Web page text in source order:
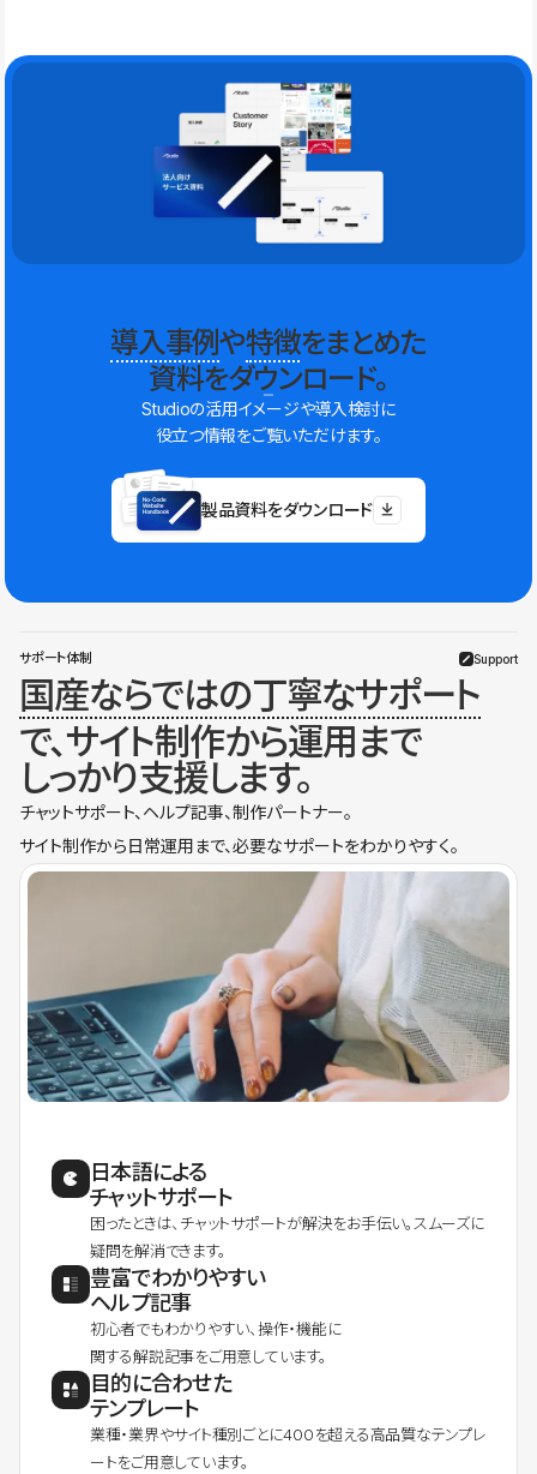
導入事例や特徴をまとめた
資料をダウンロード。
Studioの活用イメージや導入検討に
役立つ情報をご覧いただけます。
製品資料をダウンロード
サポート体制 Support
国産ならではの丁寧なサポート
で、サイト制作から運用まで
しっかり支援します。
チャットサポート、ヘルプ記事、制作パートナー。
サイト制作から日常運用まで、必要なサポートをわかりやすく。
日本語による
チャットサポート
困ったときは、チャットサポートが解決をお手伝い。スムーズに
疑問を解消できます。
豊富でわかりやすい
ヘルプ記事
初心者でもわかりやすい、操作・機能に
関する解説記事をご用意しています。
目的に合わせた
テンプレート
業種・業界やサイト種別ごとに400を超える高品質なテンプレ
ートをご用意しています。